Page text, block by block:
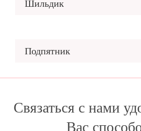
Шильдик
Подпятник
Связаться с нами
Вас